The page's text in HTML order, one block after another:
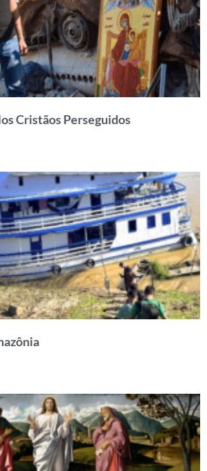
Cristãos Perseguidos